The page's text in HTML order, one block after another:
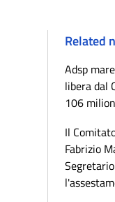
Related
Adsp
libera dal
106
Il
Fabrizio